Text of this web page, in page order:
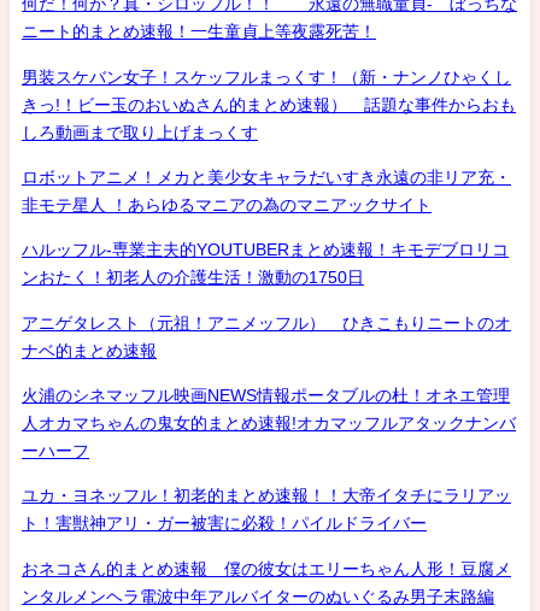
何だ！何が？真・シロッフル！！ 永遠の無職童貞- ぼっちな
ニート的まとめ速報！一生童貞上等夜露死苦！
男装スケバン女子！スケッフルまっくす！（新・ナンノひゃくし
きっ!！ビー玉のおいぬさん的まとめ速報） 話題な事件からおも
しろ動画まで取り上げまっくす
ロボットアニメ！メカと美少女キャラだいすき永遠の非リア充・
非モテ星人 ！あらゆるマニアの為のマニアックサイト
ハルッフル-専業主夫的YOUTUBERまとめ速報！キモデブロリコ
ンおたく！初老人の介護生活！激動の1750日
アニゲタレスト（元祖！アニメッフル） ひきこもりニートのオ
ナベ的まとめ速報
火浦のシネマッフル映画NEWS情報ポータブルの杜！オネエ管理
人オカマちゃんの鬼女的まとめ速報!オカマッフルアタックナンバ
ーハーフ
ユカ・ヨネッフル！初老的まとめ速報！！大帝イタチにラリアッ
ト！害獣神アリ・ガー被害に必殺！パイルドライバー
おネコさん的まとめ速報 僕の彼女はエリーちゃん人形！豆腐メ
ンタルメンヘラ電波中年アルバイターのぬいぐるみ男子末路編